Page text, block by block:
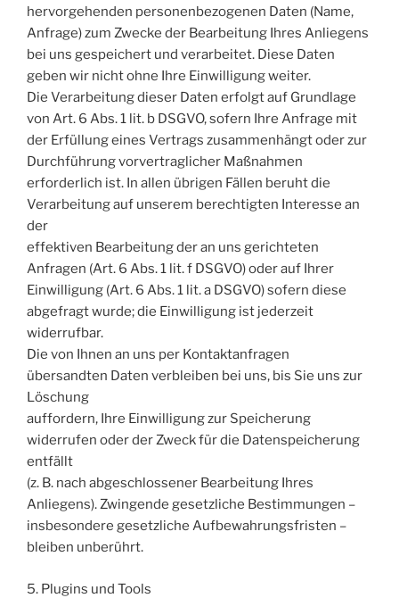
hervorgehenden personenbezogenen Daten (Name,
Anfrage) zum Zwecke der Bearbeitung Ihres Anliegens
bei uns gespeichert und verarbeitet. Diese Daten
geben wir nicht ohne Ihre Einwilligung weiter.
Die Verarbeitung dieser Daten erfolgt auf Grundlage
von Art. 6 Abs. 1 lit. b DSGVO, sofern Ihre Anfrage mit
der Erfüllung eines Vertrags zusammenhängt oder zur
Durchführung vorvertraglicher Maßnahmen
erforderlich ist. In allen übrigen Fällen beruht die
Verarbeitung auf unserem berechtigten Interesse an
der
effektiven Bearbeitung der an uns gerichteten
Anfragen (Art. 6 Abs. 1 lit. f DSGVO) oder auf Ihrer
Einwilligung (Art. 6 Abs. 1 lit. a DSGVO) sofern diese
abgefragt wurde; die Einwilligung ist jederzeit
widerrufbar.
Die von Ihnen an uns per Kontaktanfragen
übersandten Daten verbleiben bei uns, bis Sie uns zur
Löschung
auffordern, Ihre Einwilligung zur Speicherung
widerrufen oder der Zweck für die Datenspeicherung
entfällt
(z. B. nach abgeschlossener Bearbeitung Ihres
Anliegens). Zwingende gesetzliche Bestimmungen –
insbesondere gesetzliche Aufbewahrungsfristen –
bleiben unberührt.
5. Plugins und Tools